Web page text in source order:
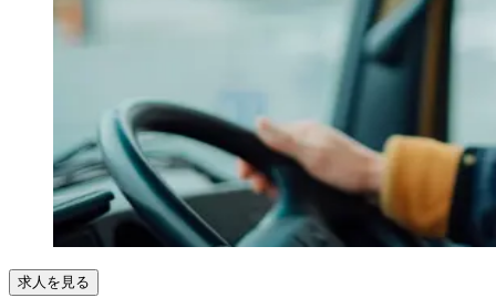
求人を見る